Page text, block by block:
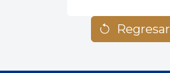
Regresar